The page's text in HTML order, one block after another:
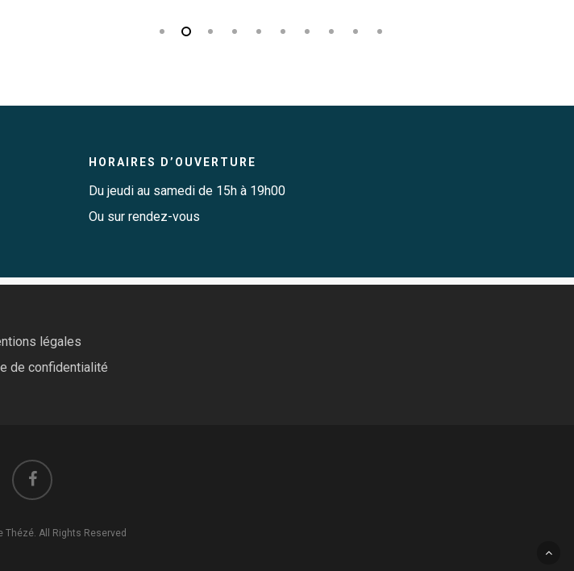
HORAIRES D’OUVERTURE
Du jeudi au samedi de 15h à 19h00
Ou sur rendez-vous
légales
de confidentialité
Thézé. All Rights Reserved